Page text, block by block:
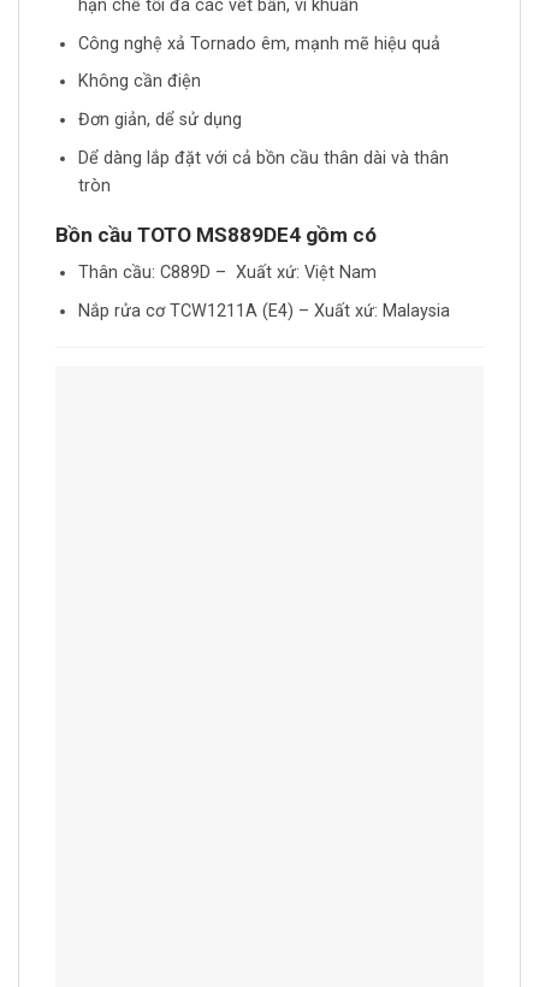
hạn chế tối đa các vết bẩn, vi khuẩn
Công nghệ xả Tornado êm, mạnh mẽ hiệu quả
Không cần điện
Đơn giản, dể sử dụng
Dể dàng lắp đặt với cả bồn cầu thân dài và thân
tròn
Bồn cầu TOTO MS889DE4 gồm có
Thân cầu: C889D – Xuất xứ: Việt Nam
Nắp rửa cơ TCW1211A (E4) – Xuất xứ: Malaysia